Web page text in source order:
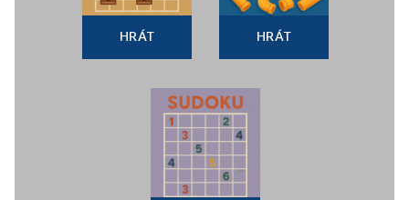
HRÁT HRÁT